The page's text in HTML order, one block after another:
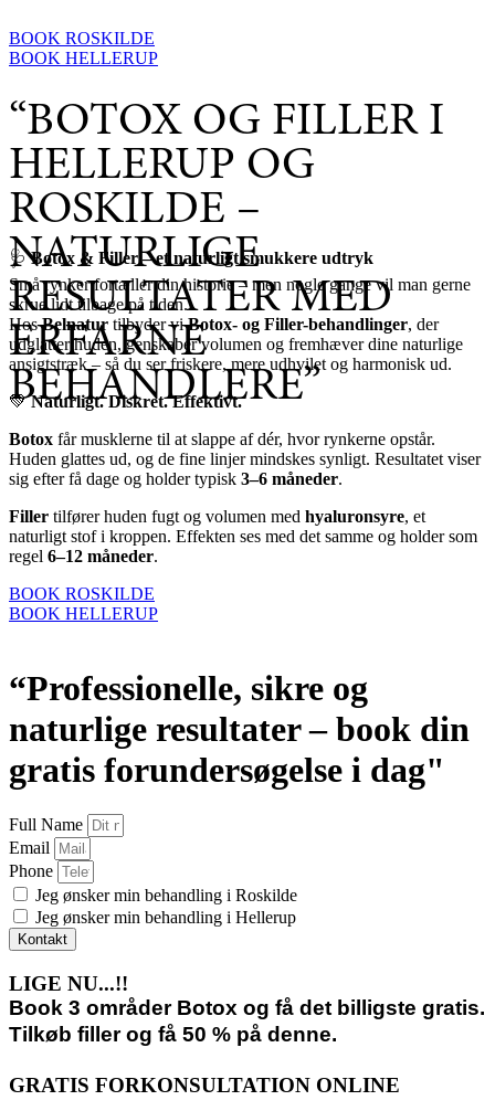
BOOK ROSKILDE
BOOK HELLERUP
“BOTOX OG FILLER I
HELLERUP OG
ROSKILDE –
NATURLIGE
RESULTATER MED
ERFARNE
BEHANDLERE”
🩺Botox & Filler – et naturligt smukkere udtryk
Små rynker fortæller din historie – men nogle gange vil man gerne
skrue lidt tilbage på tiden.
HosBelnatur tilbyder viBotox- og Filler-behandlinger, der
udglatter huden, genskaber volumen og fremhæver dine naturlige
ansigtstræk – så du ser friskere, mere udhvilet og harmonisk ud.
💚Naturligt. Diskret. Effektivt.
Botox får musklerne til at slappe af dér, hvor rynkerne opstår.
Huden glattes ud, og de fine linjer mindskes synligt. Resultatet viser
sig efter få dage og holder typisk 3–6 måneder.
Filler tilfører huden fugt og volumen med hyaluronsyre, et
naturligt stof i kroppen. Effekten ses med det samme og holder som
regel 6–12 måneder.
BOOK ROSKILDE
BOOK HELLERUP
“Professionelle, sikre og
naturlige resultater – book din
gratis forundersøgelse i dag"
Full Name
Email
Phone
Jeg ønsker min behandling i Roskilde
Jeg ønsker min behandling i Hellerup
Kontakt
LIGE NU...!!
Book 3 områder Botox og få det billigste gratis.
Tilkøb filler og få 50 % på denne.
GRATIS FORKONSULTATION ONLINE